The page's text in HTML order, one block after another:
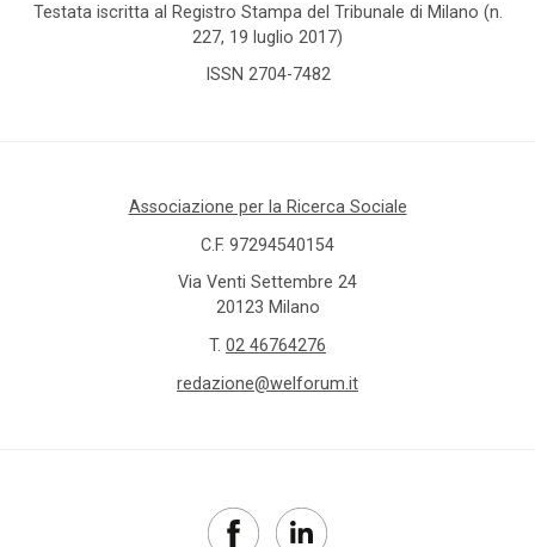
Testata iscritta al Registro Stampa del Tribunale di Milano (n.
227, 19 luglio 2017)
ISSN 2704-7482
Associazione per la Ricerca Sociale
C.F. 97294540154
Via Venti Settembre 24
20123 Milano
T. 02 46764276
redazione@welforum.it